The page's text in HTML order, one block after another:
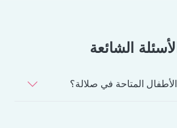
الأسئلة الشائعة
المتاحة في صلالة؟